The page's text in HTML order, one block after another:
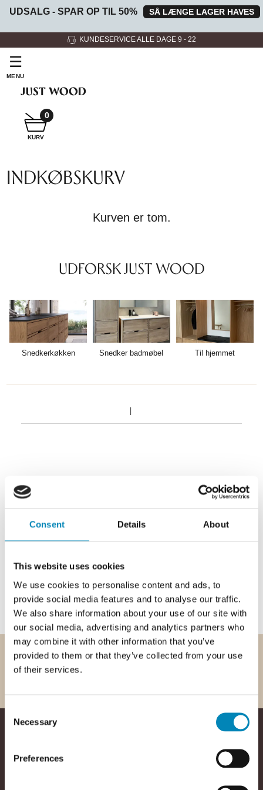
Consent Details About
This website uses cookies
We use cookies to personalise content and ads, to
provide social media features and to analyse our traffic.
We also share information about your use of our site with
our social media, advertising and analytics partners who
may combine it with other information that you’ve
provided to them or that they’ve collected from your use
of their services.
Consent
Selection
Necessary
Preferences
UDSALG - SPAR OP TIL 50% SÅ LÆNGE LAGER HAVES
3 SHOWROOMS
☰
MENU
SNEDKER
BADMØBEL
HJEMMET
FIND
KURV
0
INDKØBSKURV
Kurven er tom.
UDFORSK JUST WOOD
Snedkerkøkken Snedker badmøbel Til hjemmet
Dansk produceret Levering hjem til dig